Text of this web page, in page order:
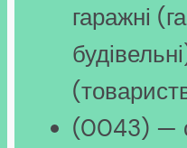
гаражні
(0043) —